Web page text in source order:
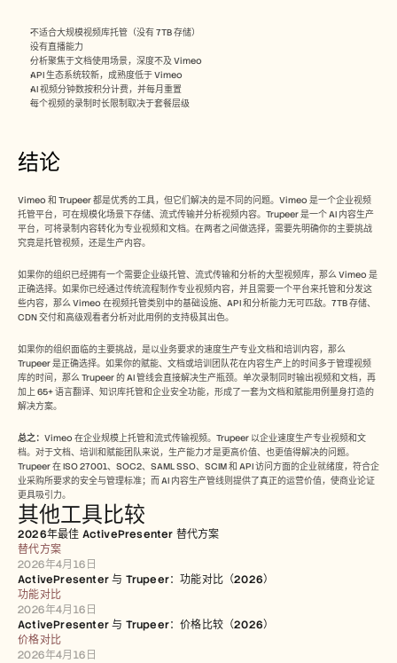
不适合大规模视频库托管（没有 7TB 存储）
没有直播能力
分析聚焦于文档使用场景，深度不及 Vimeo
API 生态系统较新，成熟度低于 Vimeo
AI 视频分钟数按积分计费，并每月重置
每个视频的录制时长限制取决于套餐层级
结论
Vimeo 和 Trupeer 都是优秀的工具，但它们解决的是不同的问题。Vimeo 是一个企业视频
托管平台，可在规模化场景下存储、流式传输并分析视频内容。Trupeer 是一个 AI 内容生产
平台，可将录制内容转化为专业视频和文档。在两者之间做选择，需要先明确你的主要挑战
究竟是托管视频，还是生产内容。
如果你的组织已经拥有一个需要企业级托管、流式传输和分析的大型视频库，那么 Vimeo 是
正确选择。如果你已经通过传统流程制作专业视频内容，并且需要一个平台来托管和分发这
些内容，那么 Vimeo 在视频托管类别中的基础设施、API 和分析能力无可匹敌。7TB 存储、
CDN 交付和高级观看者分析对此用例的支持极其出色。
如果你的组织面临的主要挑战，是以业务要求的速度生产专业文档和培训内容，那么
Trupeer 是正确选择。如果你的赋能、文档或培训团队花在内容生产上的时间多于管理视频
库的时间，那么 Trupeer 的 AI 管线会直接解决生产瓶颈。单次录制同时输出视频和文档，再
加上 65+ 语言翻译、知识库托管和企业安全功能，形成了一套为文档和赋能用例量身打造的
解决方案。
总之： Vimeo 在企业规模上托管和流式传输视频。Trupeer 以企业速度生产专业视频和文
档。对于文档、培训和赋能团队来说，生产能力才是更高价值、也更值得解决的问题。
Trupeer 在 ISO 27001、SOC2、SAML SSO、SCIM 和 API 访问方面的企业就绪度，符合企
业采购所要求的安全与管理标准；而 AI 内容生产管线则提供了真正的运营价值，使商业论证
更具吸引力。
其他工具比较
2026年最佳 ActivePresenter 替代方案
替代方案
2026年4月16日
ActivePresenter 与 Trupeer：功能对比（2026）
功能对比
2026年4月16日
ActivePresenter 与 Trupeer：价格比较（2026）
价格对比
2026年4月16日